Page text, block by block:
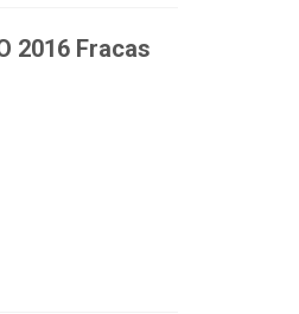
2016 Fracas